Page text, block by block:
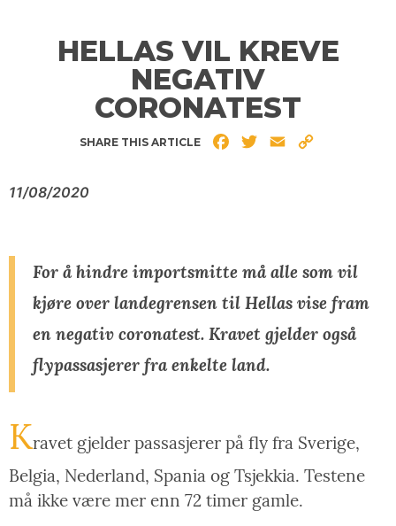
HELLAS VIL KREVE
NEGATIV
CORONATEST
SHARE THIS ARTICLE FacebookTwitterEmail
11/08/2020
For å hindre importsmitte må alle som vil
kjøre over landegrensen til Hellas vise fram
en negativ coronatest. Kravet gjelder også
flypassasjerer fra enkelte land.
Kravet gjelder passasjerer på fly fra Sverige,
Belgia, Nederland, Spania og Tsjekkia. Testene
må ikke være mer enn 72 timer gamle.